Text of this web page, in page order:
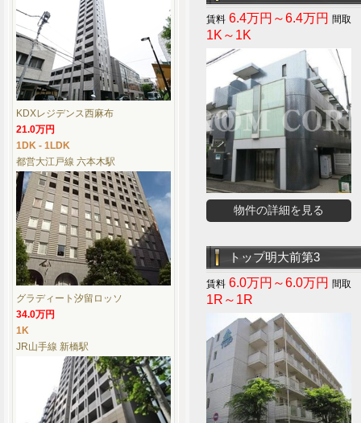
6.4万円～6.4万円
1K～1K
物件の詳細を見る
トップ明大前第3
6.0万円～6.0万円
1R～1R
KDXレジデンス西麻布
21.0万円
1DK - 1LDK
都営大江戸線 六本木駅
グラディート汐留ロッソ
34.0万円
1K
JR山手線 新橋駅